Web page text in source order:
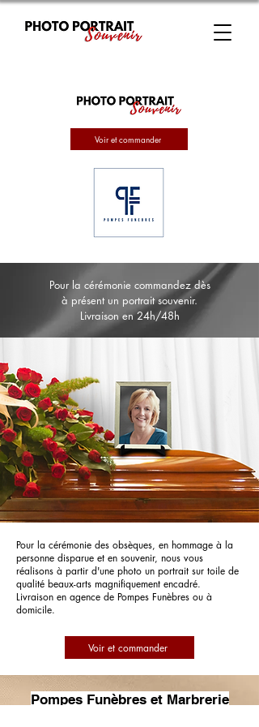
Voir et commander
Pour la cérémonie commandez dès
à présent un portrait souvenir.
Livraison en 24h/48h
Pour la cérémonie des obsèques, en hommage à la
personne disparue et en souvenir, nous vous
réalisons à partir d'une photo un portrait sur toile de
qualité beaux-arts magnifiquement encadré.
Livraison en agence de Pompes Funèbres ou à
domicile.
Voir et commander
Pompes Funèbres et Marbrerie